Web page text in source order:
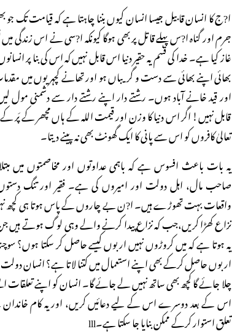
ا?ج کا انسان قابیل جیسا انسان کیوں بننا چاہتا ہے کہ قیامت تک جو
جرم اور گناہ ا?س پہلے قاتل پر بھی ہوگا کیونکہ ا?سی نے اس زندگی
غاز کیا ہے۔ خدا کی قسم یہ حقیر دنیا اس قابل نہیں کہ اس کی بنا پر
بھائی اپنے بھائی سے دست و گریباں ہو اور تھانے کچہریوں میں
اور قید خانے آباد ہوں۔ رشتے دار اپنے رشتے دار سے دشمنی مول
قابل نہیں! اگر اس دنیا کا وزن اور قیمت اللہ کے ہاں مچھر کے پَر کے
تعالیٰ کافروں کو اس سے پانی کا ایک گھونٹ بھی نہ پینے دیتا۔
یہ بات باعث افسوس ہے کہ باہمی عداوتوں اور مخاصمتوں میں
صاحب مال، اہل دولت اور امیروں کی ہے۔ فقیر اور تنگ
واقعات بہت تھوڑے ہیں۔ ا?ن بے چاروں کے پاس ہوتا ہی کچھ
نزاع کھڑا کریں،جب کہ نزاع پیدا کرنے والے وہی لوگ ہوتے ہیں
یہ ہوتا ہے کہ میں کروڑوں نہیں اربوں کیسے حاصل کر سکتا ہوں؟
اربوں حاصل کرکے بھی اپنے استعمال میں کتنا لاتا ہے؟ انسان دولت
چلا جائے گا کچھ بھی ساتھ نہیں لے جائے گا۔ انسان کو اپنے تعلقات
اس کے بعد دوسرے اس کے لیے دعائیں کریں، اور یہ کام
تعلق استوار کرکے ممکن بنایا جا سکتا ہے۔lll